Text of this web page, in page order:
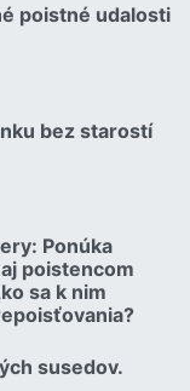
poistné udalosti
bez starostí
Ponúka
poistencom
sa k nim
susedov.